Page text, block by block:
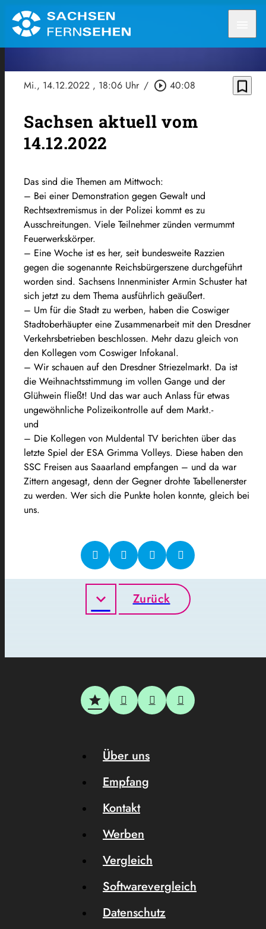
Mi., 14.12.2022 , 18:06 Uhr / play_circle_outline 40:08 bookmark_border
Sachsen aktuell vom
14.12.2022
Das sind die Themen am Mittwoch:
– Bei einer Demonstration gegen Gewalt und
Rechtsextremismus in der Polizei kommt es zu
Ausschreitungen. Viele Teilnehmer zünden vermummt
Feuerwerkskörper.
– Eine Woche ist es her, seit bundesweite Razzien
gegen die sogenannte Reichsbürgerszene durchgeführt
worden sind. Sachsens Innenminister Armin Schuster hat
sich jetzt zu dem Thema ausführlich geäußert.
– Um für die Stadt zu werben, haben die Coswiger
Stadtoberhäupter eine Zusammenarbeit mit den Dresdner
Verkehrsbetrieben beschlossen. Mehr dazu gleich von
den Kollegen vom Coswiger Infokanal.
– Wir schauen auf den Dresdner Striezelmarkt. Da ist
die Weihnachtsstimmung im vollen Gange und der
Glühwein fließt! Und das war auch Anlass für etwas
ungewöhnliche Polizeikontrolle auf dem Markt.-
und
– Die Kollegen von Muldental TV berichten über das
letzte Spiel der ESA Grimma Volleys. Diese haben den
SSC Freisen aus Saaarland empfangen – und da war
Zittern angesagt, denn der Gegner drohte Tabellenerster
zu werden. Wer sich die Punkte holen konnte, gleich bei
uns.
Zurück
Über uns
Empfang
Kontakt
Werben
Vergleich
Softwarevergleich
Datenschutz